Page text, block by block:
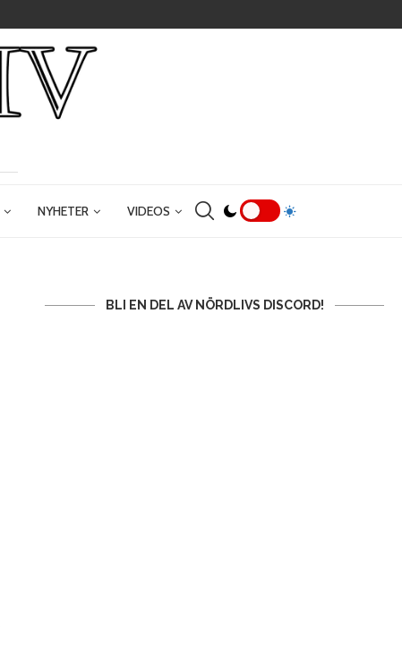
NYHETER VIDEOS
BLI EN DEL AV NÖRDLIVS DISCORD!